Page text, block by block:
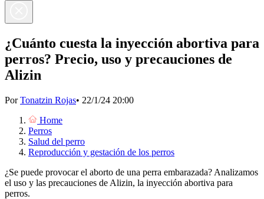
¿Cuánto cuesta la inyección abortiva para
perros? Precio, uso y precauciones de
Alizin
PorTonatzin Rojas• 22/1/24 20:00
Home
Perros
Salud del perro
Reproducción y gestación de los perros
¿Se puede provocar el aborto de una perra embarazada? Analizamos
el uso y las precauciones de Alizin, la inyección abortiva para
perros.